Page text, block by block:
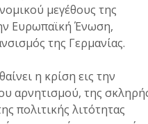
μεγέθους της
Ευρωπαϊκή Ένωση,
της Γερμανίας.
η κρίση εις την
αρνητισμού, της
πολιτικής λιτότητας